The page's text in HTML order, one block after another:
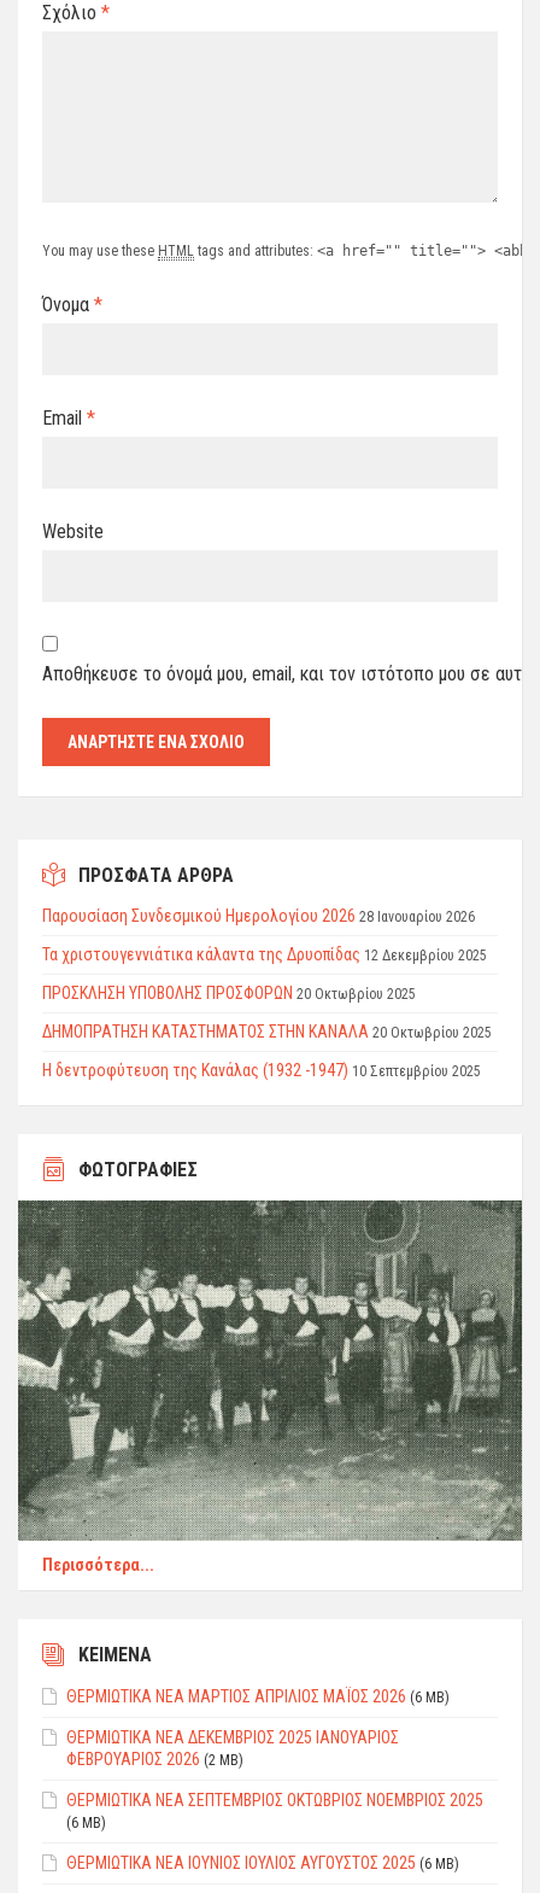
Σχόλιο *
You may use these HTML tags and attributes: <a href="" title=""> <abbr
Όνομα *
Email *
Website
Αποθήκευσε το όνομά μου, email, και τον ιστότοπο μου σε
ΠΡΟΣΦΑΤΑ ΑΡΘΡΑ
Παρουσίαση Συνδεσμικού Ημερολογίου 2026 28 Ιανουαρίου 2026
Τα χριστουγεννιάτικα κάλαντα της Δρυοπίδας 12 Δεκεμβρίου 2025
ΠΡΟΣΚΛΗΣΗ ΥΠΟΒΟΛΗΣ ΠΡΟΣΦΟΡΩΝ 20 Οκτωβρίου 2025
ΔΗΜΟΠΡΑΤΗΣΗ ΚΑΤΑΣΤΗΜΑΤΟΣ ΣΤΗΝ ΚΑΝΑΛΑ 20 Οκτωβρίου 2025
Η δεντροφύτευση της Κανάλας (1932 -1947) 10 Σεπτεμβρίου 2025
ΦΩΤΟΓΡΑΦΙΕΣ
Περισσότερα...
ΚΕΙΜΕΝΑ
ΘΕΡΜΙΩΤΙΚΑ ΝΕΑ ΜΑΡΤΙΟΣ ΑΠΡΙΛΙΟΣ ΜΑΪΟΣ 2026 (6 MB)
ΘEPMIΩTIKΑ ΝΕΑ ΔΕΚΕΜΒΡΙΟΣ 2025 ΙΑΝΟΥΑΡΙΟΣ
ΦEBPΟΥΑΡΙΟΣ 2026 (2 MB)
ΘΕΡΜΙΩΤΙΚΑ ΝΕΑ ΣΕΠΤΕΜΒΡΙΟΣ ΟΚΤΩΒΡΙΟΣ ΝΟΕΜΒΡΙΟΣ 2025
(6 MB)
ΘΕΡΜΙΩΤΙΚΑ ΝΕΑ ΙΟΥΝΙΟΣ ΙΟΥΛΙΟΣ ΑΥΓΟΥΣΤΟΣ 2025 (6 MB)